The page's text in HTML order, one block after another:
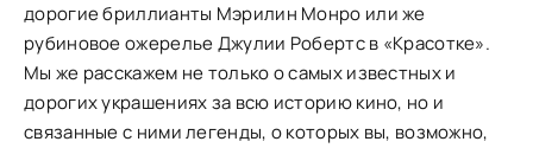
дорогие бриллианты Мэрилин Монро или же
рубиновое ожерелье Джулии Робертс в «Красотке».
Мы же расскажем не только о самых известных и
дорогих украшениях за всю историю кино, но и
связанные с ними легенды, о которых вы, возможно,